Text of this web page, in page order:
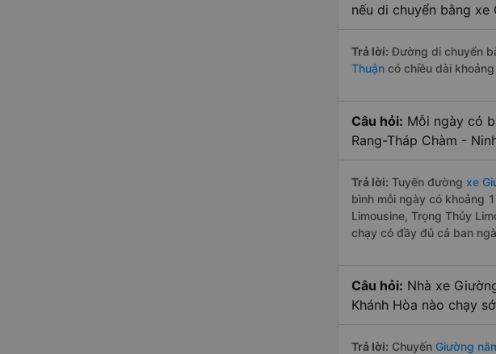
nếu di chuyển bằng xe
Trả lời: Đường di chuyển
Thuận có chiều dài
Câu hỏi: Mỗi ngày có
Rang-Tháp Chàm -
Trả lời: Tuyến đường xe
bình mỗi ngày có khoảng
Limousine, Trọng Thủy
chạy có đầy đủ cả ban
Câu hỏi: Nhà xe
Khánh Hòa nào chạy
Trả lời: Chuyến Giường